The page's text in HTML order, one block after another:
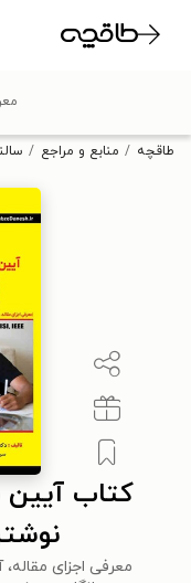
طاقچه منابع و مراجع
کتاب آیین
معرفی اجزای